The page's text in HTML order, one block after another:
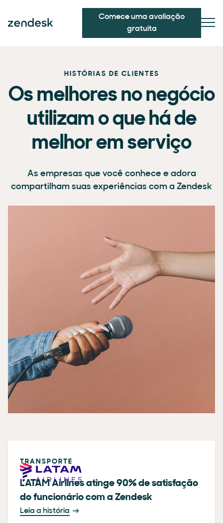
Comece uma avaliação
gratuita
HISTÓRIAS DE CLIENTES
Os melhores no negócio
utilizam o que há de
melhor em serviço
As empresas que você conhece e adora
compartilham suas experiências com a Zendesk
TRANSPORTE
LATAM Airlines atinge 90% de satisfação
do funcionário com a Zendesk
Leia a história